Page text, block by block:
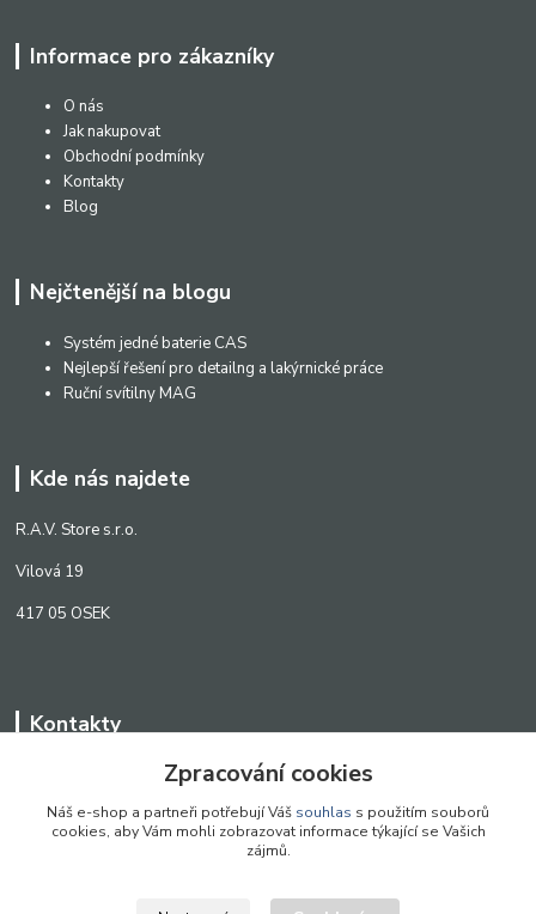
Informace pro zákazníky
O nás
Jak nakupovat
Obchodní podmínky
Kontakty
Blog
Nejčtenější na blogu
Systém jedné baterie CAS
Nejlepší řešení pro detailng a lakýrnické práce
Ruční svítilny MAG
Kde nás najdete
R.A.V. Store s.r.o.
Vilová 19
417 05 OSEK
Kontakty
+420 776 242 909
Zpracování cookies
Náš e-shop a partneři potřebují Váš souhlas s použitím souborů
cookies, aby Vám mohli zobrazovat informace týkající se Vašich
zájmů.